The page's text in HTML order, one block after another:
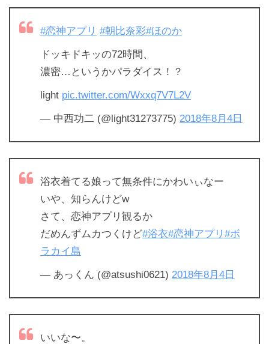
#恋神アプリ #朝比奈彩#ほのか
ドッキドキッの72時間、
濃密…というかパラダイス！？
light pic.twitter.com/Wxxq7V7L2V
— 中西功二 (@light31273775) 2018年8月4日
浴衣着てる娘って無条件にかわいぃなー
いや、知らんけどw
さて、恋神アプリ観るか
だめんずムカつくけど#浴衣#恋神アプリ #ボ
ラカイ島
— あっくん (@atsushi0621) 2018年8月4日
いいな〜。